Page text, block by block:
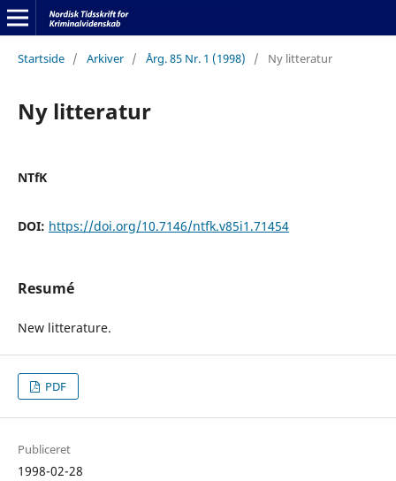
Startside / Arkiver / Årg. 85 Nr. 1 (1998) / Ny litteratur
Ny litteratur
NTfK
DOI: https://doi.org/10.7146/ntfk.v85i1.71454
Resumé
New litterature.
PDF
Publiceret
1998-02-28